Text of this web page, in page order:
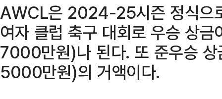
AWCL은 2024-25시즌 정식으
여자 클럽 축구 대회로 우승 상
7000만원)나 된다. 또 준우승
5000만원)의 거액이다.